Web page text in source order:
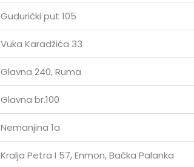
Gudurički put 105
Vuka Karadžića 33
Glavna 240, Ruma
Glavna br.100
Nemanjina 1a
Kralja Petra I 57, Enmon, Bačka Palanka